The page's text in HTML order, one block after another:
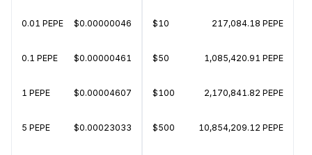
0.01 PEPE $0.00000046
0.1 PEPE $0.00000461
1 PEPE $0.00004607
5 PEPE $0.00023033
$10 217,084.18 PEPE
$50 1,085,420.91 PEPE
$100 2,170,841.82 PEPE
$500 10,854,209.12 PEPE